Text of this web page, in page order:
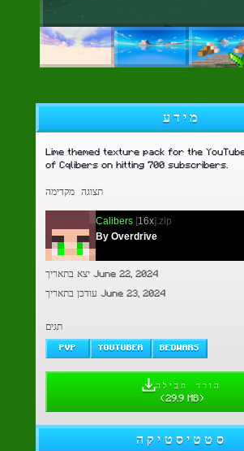
מידע
Lime themed texture pack for the
of Cqlibers on hitting 700 subscribers.
תצוגה מקדימה
Calibers [16x].zip
By Overdrive
יצא בתאריך June 22, 2024
עודכן בתאריך June 23, 2024
תגים
PVP YOUTUBER BEDWARS
הורד חבילה
(29.9 MB)
סטטיסטיקה